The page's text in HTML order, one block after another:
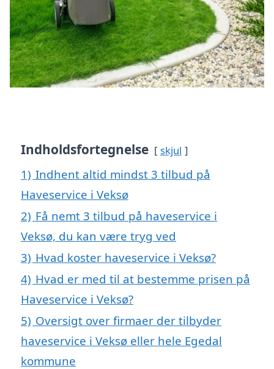
Indholdsfortegnelse skjul
1) Indhent altid mindst 3 tilbud på
Haveservice i Veksø
2) Få nemt 3 tilbud på haveservice i
Veksø, du kan være tryg ved
3) Hvad koster haveservice i Veksø?
4) Hvad er med til at bestemme prisen på
Haveservice i Veksø?
5) Oversigt over firmaer der tilbyder
haveservice i Veksø eller hele Egedal
kommune